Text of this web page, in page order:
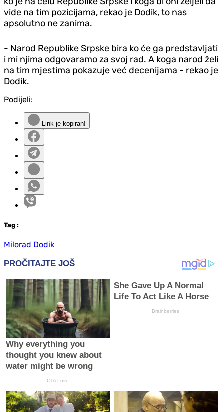
vide na tim pozicijama, rekao je Dodik, to nas
apsolutno ne zanima.
- Narod Republike Srpske bira ko će ga predstavljati
i mi njima odgovaramo za svoj rad. A koga narod želi
na tim mjestima pokazuje već decenijama - rekao je
Dodik.
Podijeli:
Link je kopiran!
Tag :
Milorad Dodik